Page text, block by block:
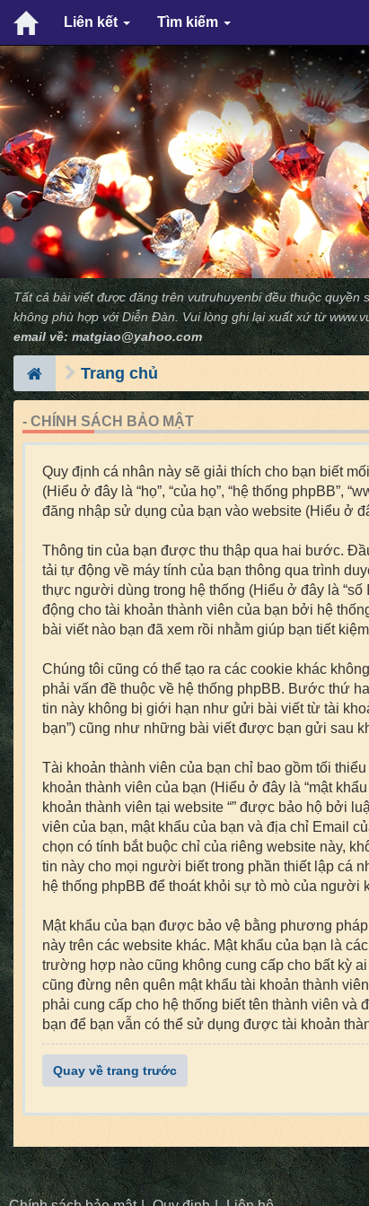
Liên kết Tìm kiếm
Tất cả bài viết được đăng trên vutruhuyenbi đều thuộc
không phù hợp với Diễn Ðàn. Vui lòng ghi lại xuất xứ từ
email về:matgiao@yahoo.com
Trang chủ
- CHÍNH SÁCH BẢO MẬT
Quy định cá nhân này sẽ giải thích cho bạn biết
(Hiểu ở đây là “họ”, “của họ”, “hệ thống phpBB”,
đăng nhập sử dụng của bạn vào website (Hiểu ở
Thông tin của bạn được thu thập qua hai bước.
tải tự động về máy tính của bạn thông qua trình
thực người dùng trong hệ thống (Hiểu ở đây là
động cho tài khoản thành viên của bạn bởi hệ
bài viết nào bạn đã xem rồi nhằm giúp bạn tiết
Chúng tôi cũng có thể tạo ra các cookie khác
phải vấn đề thuộc về hệ thống phpBB. Bước thứ
tin này không bị giới hạn như gửi bài viết từ tài
bạn”) cũng như những bài viết được bạn gửi sau
Tài khoản thành viên của bạn chỉ bao gồm tối
khoản thành viên của bạn (Hiểu ở đây là “mật
khoản thành viên tại website “” được bảo hộ bởi
viên của bạn, mật khẩu của bạn và địa chỉ Email
chọn có tính bắt buộc chỉ của riêng website này,
tin này cho mọi người biết trong phần thiết lập cá
hệ thống phpBB để thoát khỏi sự tò mò của người
Mật khẩu của bạn được bảo vệ bằng phương
này trên các website khác. Mật khẩu của bạn là
trường hợp nào cũng không cung cấp cho bất kỳ
cũng đừng nên quên mật khẩu tài khoản thành
phải cung cấp cho hệ thống biết tên thành viên
bạn để bạn vẫn có thể sử dụng được tài khoản
Quay về trang trước